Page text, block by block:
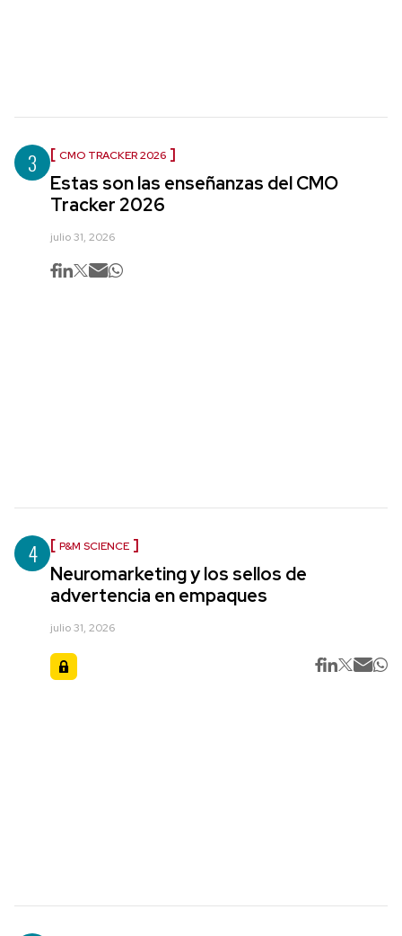
3 CMO TRACKER 2026
Estas son las enseñanzas del CMO
Tracker 2026
julio 31, 2026
4 P&M SCIENCE
Neuromarketing y los sellos de
advertencia en empaques
julio 31, 2026